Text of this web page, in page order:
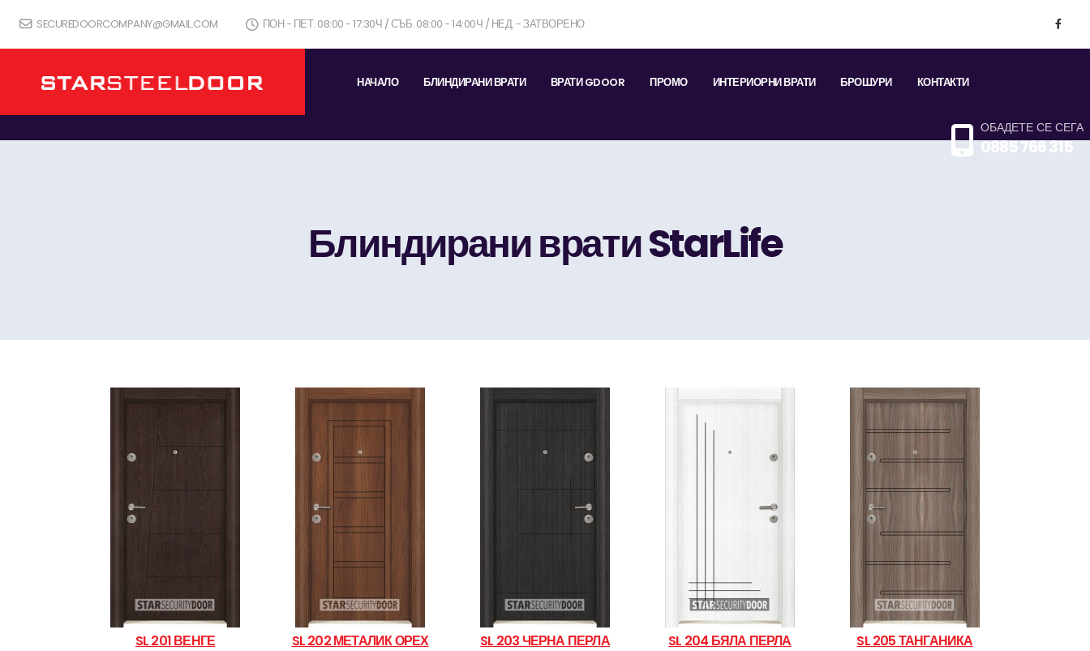
SECUREDOORCOMPANY@GMAIL.COM ПОН - ПЕТ. 08:00 - 17:30Ч / СЪБ. 08:00 - 14:00Ч / НЕД. - ЗАТВОРЕНО
НАЧАЛО БЛИНДИРАНИ ВРАТИ ВРАТИ GDOOR ПРОМО ИНТЕРИОРНИ ВРАТИ БРОШУРИ КОНТАКТИ
ОБАДЕТЕ СЕ СЕГА
0885 766 315
Блиндирани врати StarLife
SL 201 ВЕНГЕ
SL 202 МЕТАЛИК ОРЕХ
SL 203 ЧЕРНА ПЕРЛА
SL 204 БЯЛА ПЕРЛА
SL 205 ТАНГАНИКА